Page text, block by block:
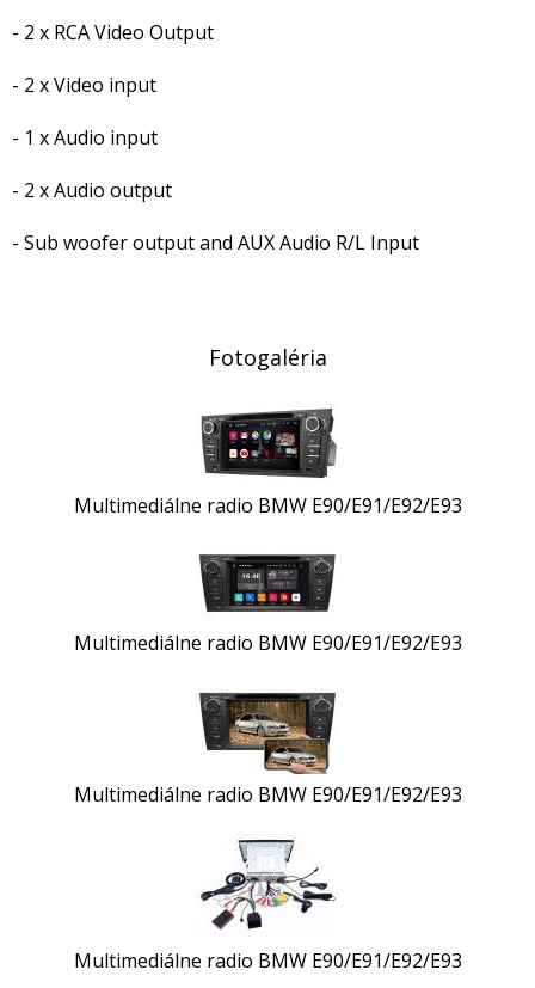
- 2 x RCA Video Output
- 2 x Video input
- 1 x Audio input
- 2 x Audio output
- Sub woofer output and AUX Audio R/L Input
Fotogaléria
Multimediálne radio BMW E90/E91/E92/E93
Multimediálne radio BMW E90/E91/E92/E93
Multimediálne radio BMW E90/E91/E92/E93
Multimediálne radio BMW E90/E91/E92/E93